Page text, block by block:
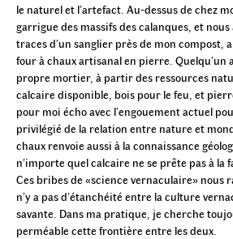
le naturel et l’artefact. Au-dessus de chez
garrigue des massifs des calanques, et nous
traces d’un sanglier près de mon compost,
four à chaux artisanal en pierre. Quelqu’un
propre mortier, à partir des ressources
calcaire disponible, bois pour le feu, et
pour moi écho avec l’engouement actuel
privilégié de la relation entre nature et
chaux renvoie aussi à la connaissance
n’importe quel calcaire ne se prête pas à la
Ces bribes de «science vernaculaire» nous
n’y a pas d’étanchéité entre la culture
savante. Dans ma pratique, je cherche
perméable cette frontière entre les deux.